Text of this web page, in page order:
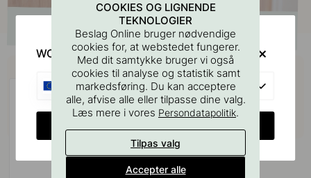
Køb sammen med
COOKIES OG LIGNENDE
TEKNOLOGIER
Beslag Online bruger nødvendige
cookies for, at webstedet fungerer.
Med dit samtykke bruger vi også
cookies til analyse og statistik samt
markedsføring. Du kan acceptere
alle, afvise alle eller tilpasse dine valg.
Læs mere i vores Persondatapolitik.
Tilpas valg
Accepter alle
WOULD YOU RATHER VISIT?
EU